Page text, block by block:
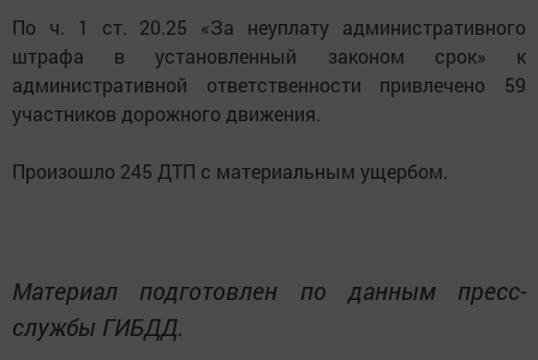
По ч. 1 ст. 20.25 «За неуплату административного
штрафа в установленный законом срок» к
административной ответственности привлечено 59
участников дорожного движения.
Произошло 245 ДТП с материальным ущербом.
Материал подготовлен по данным пресс-
службы ГИБДД.